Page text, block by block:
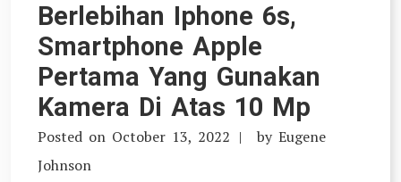
Berlebihan Iphone 6s,
Smartphone Apple
Pertama Yang Gunakan
Kamera Di Atas 10 Mp
Posted on October 13, 2022 by Eugene
Johnson